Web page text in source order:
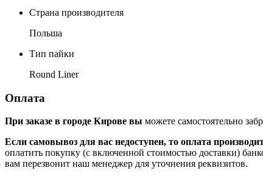
Страна производителя
Польша
Тип пайки
Round Liner
Оплата
При заказе в городе Кирове вы можете самостоятельно
Если самовывоз для вас недоступен, то оплата
оплатить покупку (с включенной стоимостью доставки)
вам перезвонит наш менеджер для уточнения реквизитов.